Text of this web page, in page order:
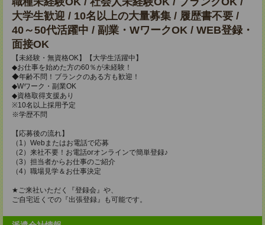
大学生歓迎 / 10名以上の大量募集 / 履歴書不要 /
40～50代活躍中 / 副業・WワークOK / WEB登録・
面接OK
【未経験・無資格OK】【大学生活躍中】
◆お仕事を始めた方の60％が未経験！
◆年齢不問！ブランクのある方も歓迎！
◆Wワーク・副業OK
◆資格取得支援あり
※10名以上採用予定
※学歴不問
【応募後の流れ】
（1）Webまたはお電話で応募
（2）来社不要！お電話orオンラインで簡単登録♪
（3）担当者からお仕事のご紹介
（4）職場見学＆お仕事決定
★ご来社いただく『登録会』や、
ご自宅近くでの『出張登録』も可能です。